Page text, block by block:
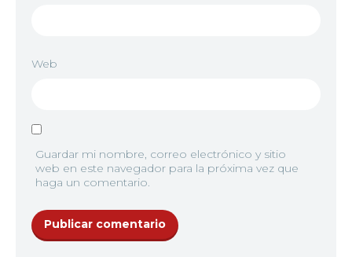
Web
Guardar mi nombre, correo electrónico y sitio
web en este navegador para la próxima vez que
haga un comentario.